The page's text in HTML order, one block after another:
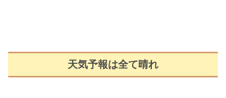
天気予報は全て晴れ